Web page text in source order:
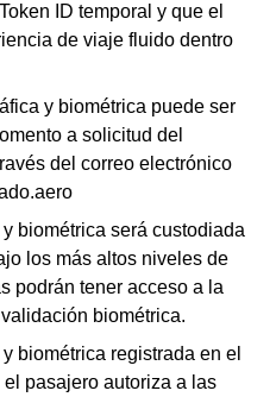
ID temporal y que el
de viaje fluido dentro
y biométrica puede ser
a solicitud del
del correo electrónico
biométrica será custodiada
los más altos niveles de
podrán tener acceso a la
biométrica.
biométrica registrada en el
pasajero autoriza a las